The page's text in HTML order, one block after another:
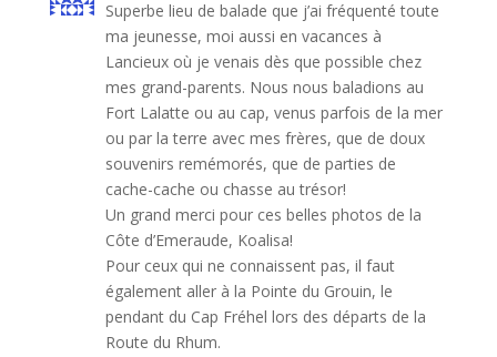
Superbe lieu de balade que j’ai fréquenté toute
ma jeunesse, moi aussi en vacances à
Lancieux où je venais dès que possible chez
mes grand-parents. Nous nous baladions au
Fort Lalatte ou au cap, venus parfois de la mer
ou par la terre avec mes frères, que de doux
souvenirs remémorés, que de parties de
cache-cache ou chasse au trésor!
Un grand merci pour ces belles photos de la
Côte d’Emeraude, Koalisa!
Pour ceux qui ne connaissent pas, il faut
également aller à la Pointe du Grouin, le
pendant du Cap Fréhel lors des départs de la
Route du Rhum.